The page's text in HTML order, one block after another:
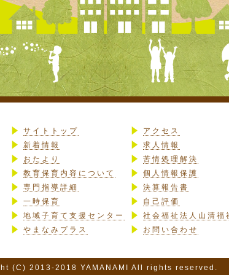
サイトトップ
新着情報
おたより
教育保育内容について
専門指導詳細
一時保育
地域子育て支援センター
やまなみプラス
アクセス
求人情報
苦情処理解決
個人情報保護
決算報告書
自己評価
社会福祉法人山清福
お問い合わせ
(C) 2013-2018 YAMANAMI All rights reserved.